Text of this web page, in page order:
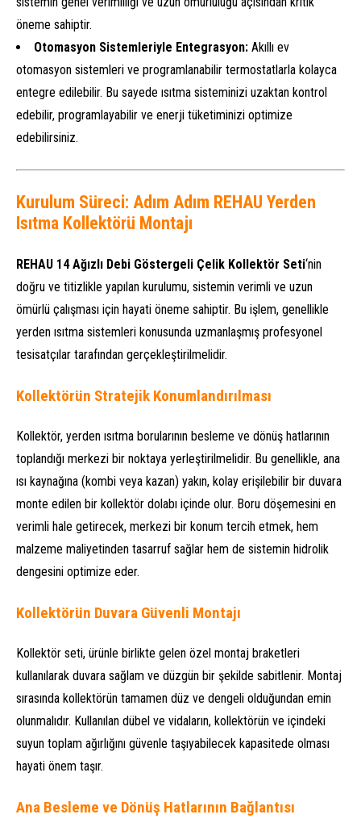
öneme sahiptir.
Otomasyon Sistemleriyle Entegrasyon: Akıllı ev
otomasyon sistemleri ve programlanabilir termostatlarla kolayca
entegre edilebilir. Bu sayede ısıtma sisteminizi uzaktan kontrol
edebilir, programlayabilir ve enerji tüketiminizi optimize
edebilirsiniz.
Kurulum Süreci: Adım Adım REHAU Yerden
Isıtma Kollektörü Montajı
REHAU 14 Ağızlı Debi Göstergeli Çelik Kollektör Seti‘nin
doğru ve titizlikle yapılan kurulumu, sistemin verimli ve uzun
ömürlü çalışması için hayati öneme sahiptir. Bu işlem, genellikle
yerden ısıtma sistemleri konusunda uzmanlaşmış profesyonel
tesisatçılar tarafından gerçekleştirilmelidir.
Kollektörün Stratejik Konumlandırılması
Kollektör, yerden ısıtma borularının besleme ve dönüş hatlarının
toplandığı merkezi bir noktaya yerleştirilmelidir. Bu genellikle, ana
ısı kaynağına (kombi veya kazan) yakın, kolay erişilebilir bir duvara
monte edilen bir kollektör dolabı içinde olur. Boru döşemesini en
verimli hale getirecek, merkezi bir konum tercih etmek, hem
malzeme maliyetinden tasarruf sağlar hem de sistemin hidrolik
dengesini optimize eder.
Kollektörün Duvara Güvenli Montajı
Kollektör seti, ürünle birlikte gelen özel montaj braketleri
kullanılarak duvara sağlam ve düzgün bir şekilde sabitlenir. Montaj
sırasında kollektörün tamamen düz ve dengeli olduğundan emin
olunmalıdır. Kullanılan dübel ve vidaların, kollektörün ve içindeki
suyun toplam ağırlığını güvenle taşıyabilecek kapasitede olması
hayati önem taşır.
Ana Besleme ve Dönüş Hatlarının Bağlantısı